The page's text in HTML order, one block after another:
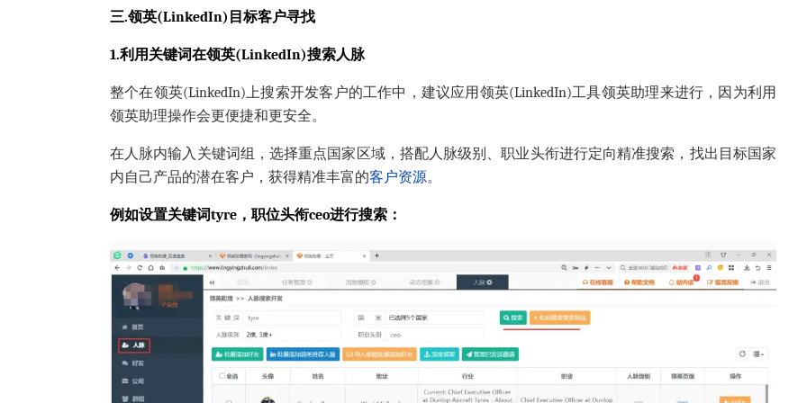
三.领英(LinkedIn)目标客户寻找
1.利用关键词在领英(LinkedIn)搜索人脉
整个在领英(LinkedIn)上搜索开发客户的工作中，建议应用领英(LinkedIn)工具领英助理来进行，因为利用
领英助理操作会更便捷和更安全。
在人脉内输入关键词组，选择重点国家区域，搭配人脉级别、职业头衔进行定向精准搜索，找出目标国家
内自己产品的潜在客户，获得精准丰富的客户资源。
例如设置关键词tyre，职位头衔ceo进行搜索：